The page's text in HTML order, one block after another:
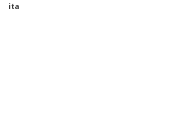
ita